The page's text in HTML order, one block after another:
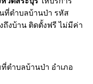
ที่ตำบลบ้านป่า รหัส
ถึงบ้าน ติดตั้งฟรี ไม่มีค่า
ตำบลบ้านป่า อำเภอ